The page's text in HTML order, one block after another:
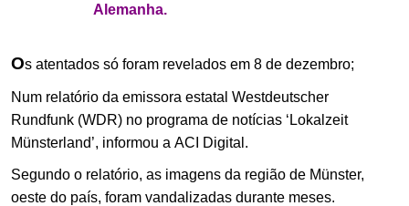
Alemanha.
Os atentados só foram revelados em 8 de dezembro;
Num relatório da emissora estatal Westdeutscher
Rundfunk (WDR) no programa de notícias ‘Lokalzeit
Münsterland’, informou a ACI Digital.
Segundo o relatório, as imagens da região de Münster,
oeste do país, foram vandalizadas durante meses.